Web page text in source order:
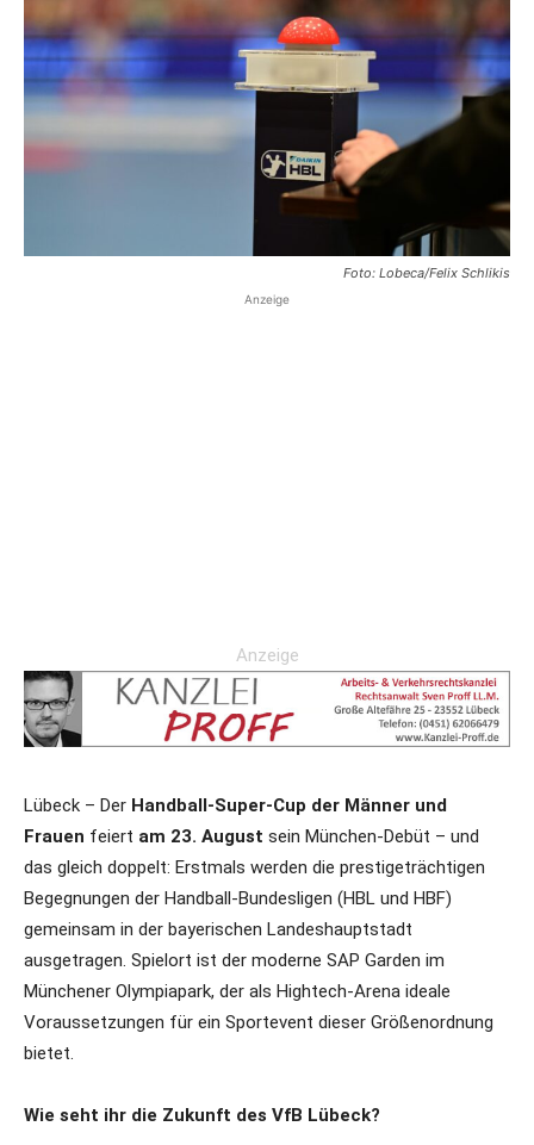
Foto: Lobeca/Felix Schlikis
Anzeige
Anzeige
Lübeck – Der Handball-Super-Cup der Männer und
Frauen feiert am 23. August sein München-Debüt – und
das gleich doppelt: Erstmals werden die prestigeträchtigen
Begegnungen der Handball-Bundesligen (HBL und HBF)
gemeinsam in der bayerischen Landeshauptstadt
ausgetragen. Spielort ist der moderne SAP Garden im
Münchener Olympiapark, der als Hightech-Arena ideale
Voraussetzungen für ein Sportevent dieser Größenordnung
bietet.
Wie seht ihr die Zukunft des VfB Lübeck?